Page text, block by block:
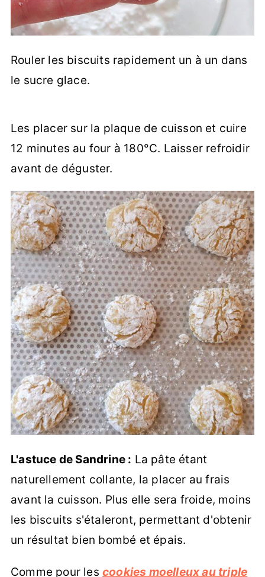
Rouler les biscuits rapidement un à un dans
le sucre glace.
Les placer sur la plaque de cuisson et cuire
12 minutes au four à 180°C. Laisser refroidir
avant de déguster.
L'astuce de Sandrine : La pâte étant
naturellement collante, la placer au frais
avant la cuisson. Plus elle sera froide, moins
les biscuits s'étaleront, permettant d'obtenir
un résultat bien bombé et épais.
Comme pour les cookies moelleux au triple